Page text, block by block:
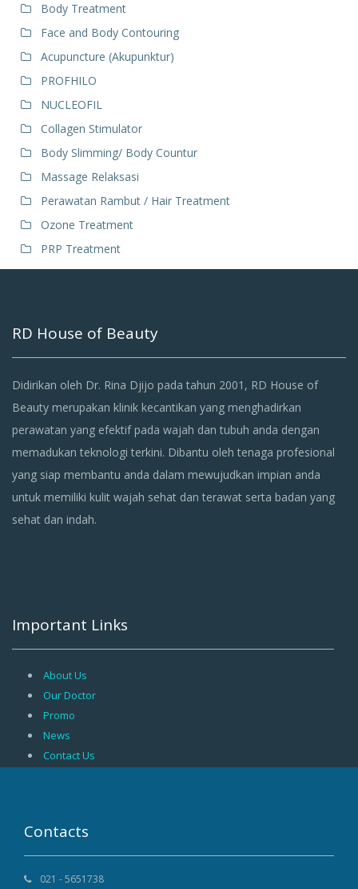
Body Treatment
Face and Body Contouring
Acupuncture (Akupunktur)
PROFHILO
NUCLEOFIL
Collagen Stimulator
Body Slimming/ Body Countur
Massage Relaksasi
Perawatan Rambut / Hair Treatment
Ozone Treatment
PRP Treatment
RD House of Beauty
Didirikan oleh Dr. Rina Djijo pada tahun 2001, RD House of
Beauty merupakan klinik kecantikan yang menghadirkan
perawatan yang efektif pada wajah dan tubuh anda dengan
memadukan teknologi terkini. Dibantu oleh tenaga profesional
yang siap membantu anda dalam mewujudkan impian anda
untuk memiliki kulit wajah sehat dan terawat serta badan yang
sehat dan indah.
Important Links
About Us
Our Doctor
Promo
News
Contact Us
Contacts
021 - 5651738